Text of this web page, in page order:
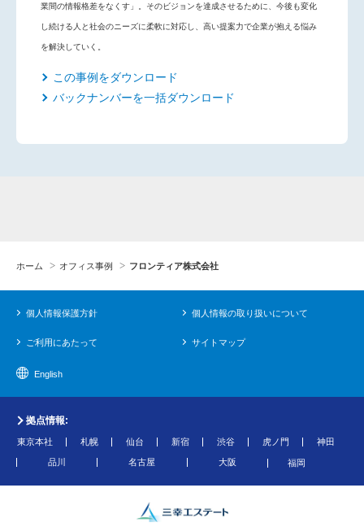
業間の情報格差をなくす」。そのビジョンを達成させるために、今後も変化
し続ける人と社会のニーズに柔軟に対応し、高い提案力で企業が抱える悩み
を解決していく。
この事例をダウンロード
バックナンバーを一括ダウンロード
ホーム オフィス事例 フロンティア株式会社
個人情報保護方針 個人情報の取り扱いについて
ご利用にあたって サイトマップ
English
拠点情報:
東京本社 札幌 仙台 新宿 渋谷 虎ノ門 神田
品川 名古屋 大阪 福岡